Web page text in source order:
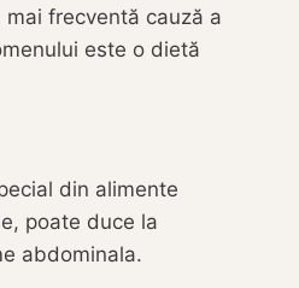
frecventă cauză a
este o dietă
din alimente
poate duce la
abdominala.